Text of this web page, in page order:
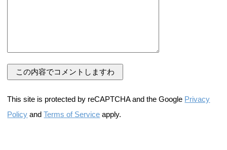
This site is protected by reCAPTCHA and the Google Privacy
Policy andTerms of Service apply.